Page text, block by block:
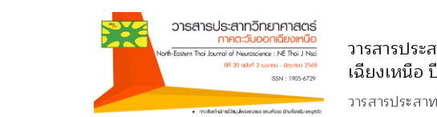
วารสารปร
เฉียงเหนื
วารสารประส